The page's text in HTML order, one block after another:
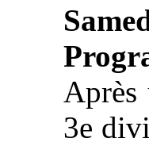
Après
3e